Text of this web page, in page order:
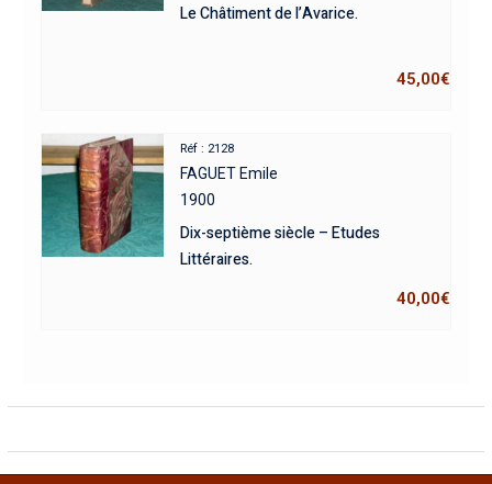
Le Châtiment de l’Avarice.
45,00€
Réf : 2128
FAGUET Emile
1900
Dix-septième siècle – Etudes
Littéraires.
40,00€